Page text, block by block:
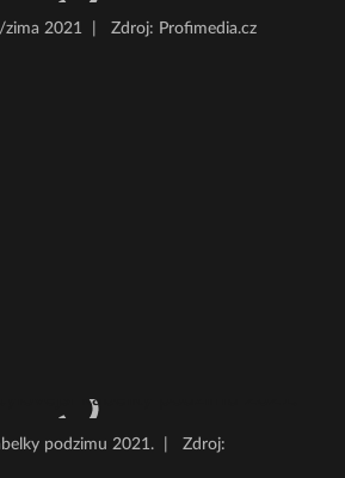
zima 2021 Zdroj: Profimedia.cz
podzimu 2021.
Zdroj: